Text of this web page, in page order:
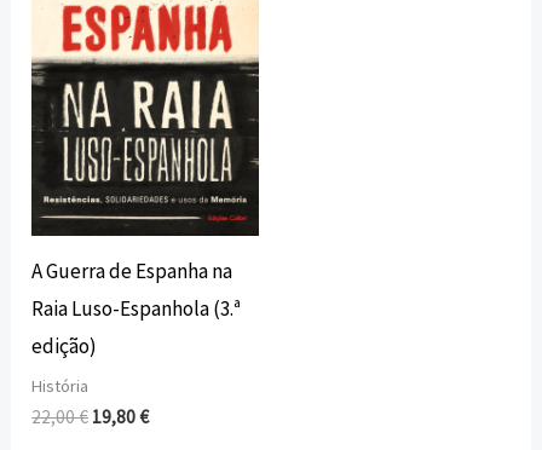
A Guerra de Espanha na
Raia Luso-Espanhola (3.ª
edição)
História
22,00€
22,00 €.
19,80€
19,80 €.